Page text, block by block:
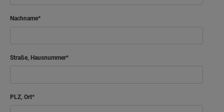
Nachname
Straße, Hausnummer
PLZ, Ort